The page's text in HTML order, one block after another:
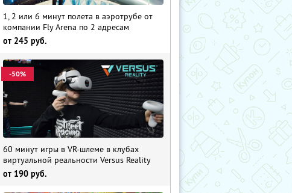
1, 2 или 6 минут полета в аэротрубе от
компании Fly Arena по 2 адресам
от 245 руб.
-50%
60 минут игры в VR-шлеме в клубах
виртуальной реальности Versus Reality
от 190 руб.